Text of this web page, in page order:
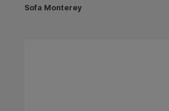
Sofa Monterey